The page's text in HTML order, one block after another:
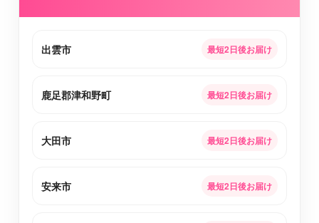
出雲市 最短2日後お届け
鹿足郡津和野町 最短2日後お届け
大田市 最短2日後お届け
安来市 最短2日後お届け